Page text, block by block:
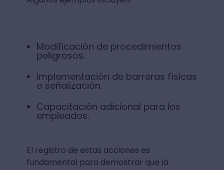
Modificación de procedimientos
peligrosos.
Implementación de barreras físicas
o señalización.
Capacitación adicional para los
empleados.
El registro de estas acciones es
fundamental para demostrar que la